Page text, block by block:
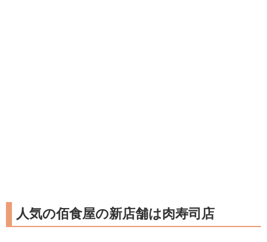
人気の佰食屋の新店舗は肉寿司店